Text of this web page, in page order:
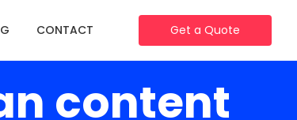
CONTACT Get a Quote
content